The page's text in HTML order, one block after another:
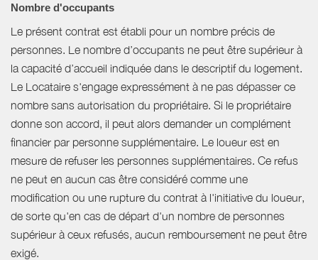
Nombre d'occupants
Le présent contrat est établi pour un nombre précis de
personnes. Le nombre d’occupants ne peut être supérieur à
la capacité d’accueil indiquée dans le descriptif du logement.
Le Locataire s'engage expressément à ne pas dépasser ce
nombre sans autorisation du propriétaire. Si le propriétaire
donne son accord, il peut alors demander un complément
financier par personne supplémentaire. Le loueur est en
mesure de refuser les personnes supplémentaires. Ce refus
ne peut en aucun cas être considéré comme une
modification ou une rupture du contrat à l'initiative du loueur,
de sorte qu'en cas de départ d'un nombre de personnes
supérieur à ceux refusés, aucun remboursement ne peut être
exigé.